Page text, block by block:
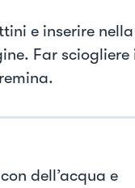
e inserire nella
Far sciogliere
dell’acqua e